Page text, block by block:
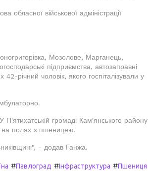
військової адміністрації
Мозолове, Марганець,
підприємства, автозаправні
річний чоловік, якого госпіталізували у
громаді Кам'янського району
на полях з пшеницею.
- додав Ганжа.
#Павлоград #Інфраструктура #Пшениця